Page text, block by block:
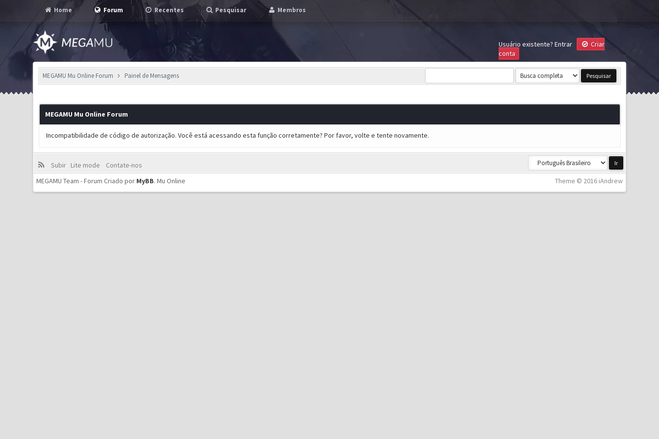
Home Forum Recentes Pesquisar Membros
Usuário existente? Entrar
Criar
conta
MEGAMU Mu Online Forum Painel de Mensagens
MEGAMU Mu Online Forum
Incompatibilidade de código de autorização. Você está acessando esta função corretamente? Por favor, volte e tente novamente.
Subir Lite mode
Contate-nos
Theme © 2016 iAndrew
MEGAMU Team - Forum Criado por MyBB.Mu Online